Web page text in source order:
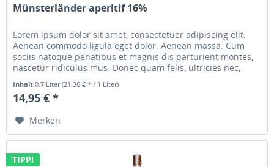
Münsterländer aperitif 16%
Lorem ipsum dolor sit amet, consectetuer adipiscing elit.
Aenean commodo ligula eget dolor. Aenean massa. Cum
sociis natoque penatibus et magnis dis parturient montes,
nascetur ridiculus mus. Donec quam felis, ultricies nec,
pellentesque...
Inhalt0.7 Liter(21,36 € * / 1 Liter)
14,95 € *
Merken
TIPP!